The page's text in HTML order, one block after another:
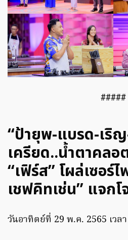
#####
“ป้ายุพ-แบรด-เริ
เครียด..น้ำตาคล
“เฟิร์ส” โผล่เซอร์
เชฟคิทเช่น” แจก
วันอาทิตย์ที่ 29 พ.ค. 2565 เวล